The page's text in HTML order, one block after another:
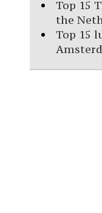
Top 15
the
Top 15